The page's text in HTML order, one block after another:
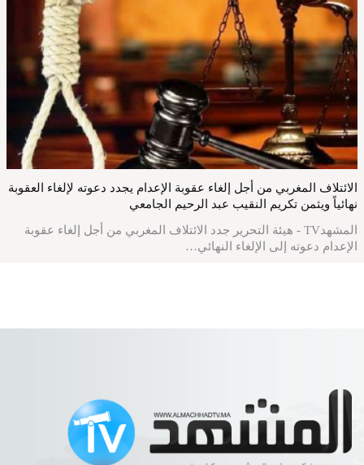
الائتلاف المغربي من أجل إلغاء عقوبة الإعدام يجدد دعوته لإلغاء العقوبة
نهائياً ويثمن تكريم النقيب عبد الرحيم الجامعي
المشهدTV - هيئة التحرير جدد الائتلاف المغربي من أجل إلغاء عقوبة
الإعدام دعوته إلى الإلغاء النهائي…